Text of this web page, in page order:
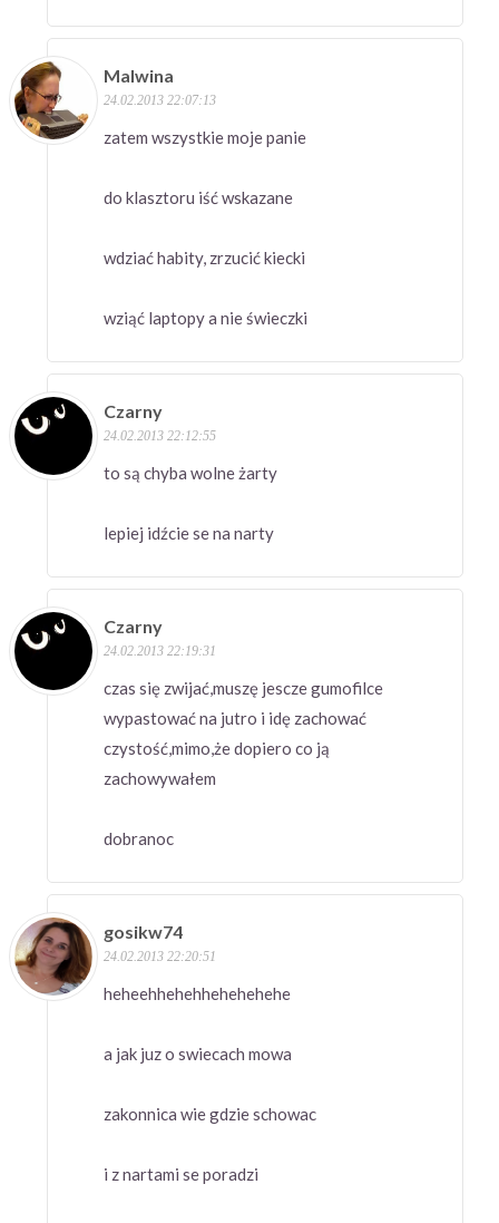
Malwina
24.02.2013 22:07:13
zatem wszystkie moje panie
do klasztoru iść wskazane
wdziać habity, zrzucić kiecki
wziąć laptopy a nie świeczki
Czarny
24.02.2013 22:12:55
to są chyba wolne żarty
lepiej idźcie se na narty
Czarny
24.02.2013 22:19:31
czas się zwijać,muszę jescze gumofilce
wypastować na jutro i idę zachować
czystość,mimo,że dopiero co ją
zachowywałem
dobranoc
gosikw74
24.02.2013 22:20:51
heheehhehehhehehehehe
a jak juz o swiecach mowa
zakonnica wie gdzie schowac
i z nartami se poradzi